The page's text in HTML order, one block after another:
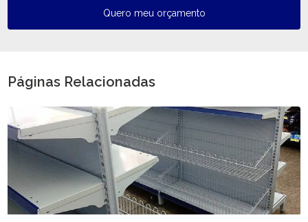
Quero meu orçamento
Páginas Relacionadas